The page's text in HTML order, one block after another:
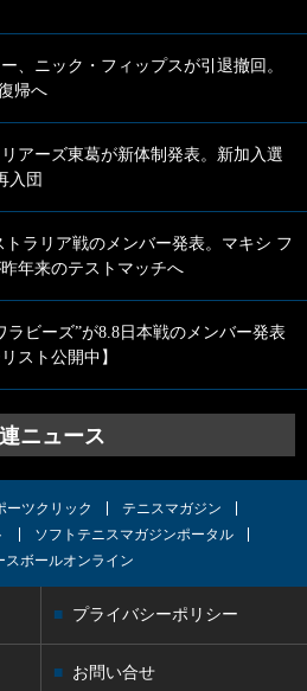
、ニック・フィップスが引退撤回。
帰へ
アーズ東葛が新体制発表。新加入選
入団
トラリア戦のメンバー発表。マキシ フ
年来のテストマッチへ
ラビーズ”が8.8日本戦のメンバー発表
スト公開中】
ニュース
ーツクリック
テニスマガジン
ソフトテニスマガジンポータル
スボールオンライン
プライバシーポリシー
お問い合せ